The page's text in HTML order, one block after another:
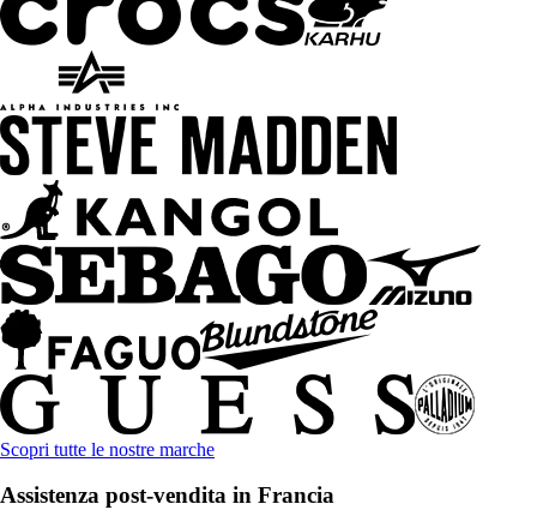
Scopri tutte le nostre marche
Assistenza post-vendita in Francia